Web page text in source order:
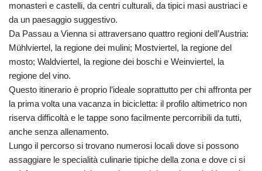
monasteri e castelli, da centri culturali, da tipici masi austriaci e
da un paesaggio suggestivo.
Da Passau a Vienna si attraversano quattro regioni dell’Austria:
Mühlviertel, la regione dei mulini; Mostviertel, la regione del
mosto; Waldviertel, la regione dei boschi e Weinviertel, la
regione del vino.
Questo itinerario è proprio l’ideale soprattutto per chi affronta per
la prima volta una vacanza in bicicletta: il profilo altimetrico non
riserva difficoltà e le tappe sono facilmente percorribili da tutti,
anche senza allenamento.
Lungo il percorso si trovano numerosi locali dove si possono
assaggiare le specialità culinarie tipiche della zona e dove ci si